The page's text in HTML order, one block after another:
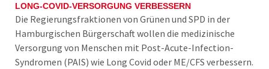
LONG-COVID-VERSORGUNG VERBESSERN
Die Regierungsfraktionen von Grünen und SPD in der
Hamburgischen Bürgerschaft wollen die medizinische
Versorgung von Menschen mit Post-Acute-Infection-
Syndromen (PAIS) wie Long Covid oder ME/CFS verbessern.